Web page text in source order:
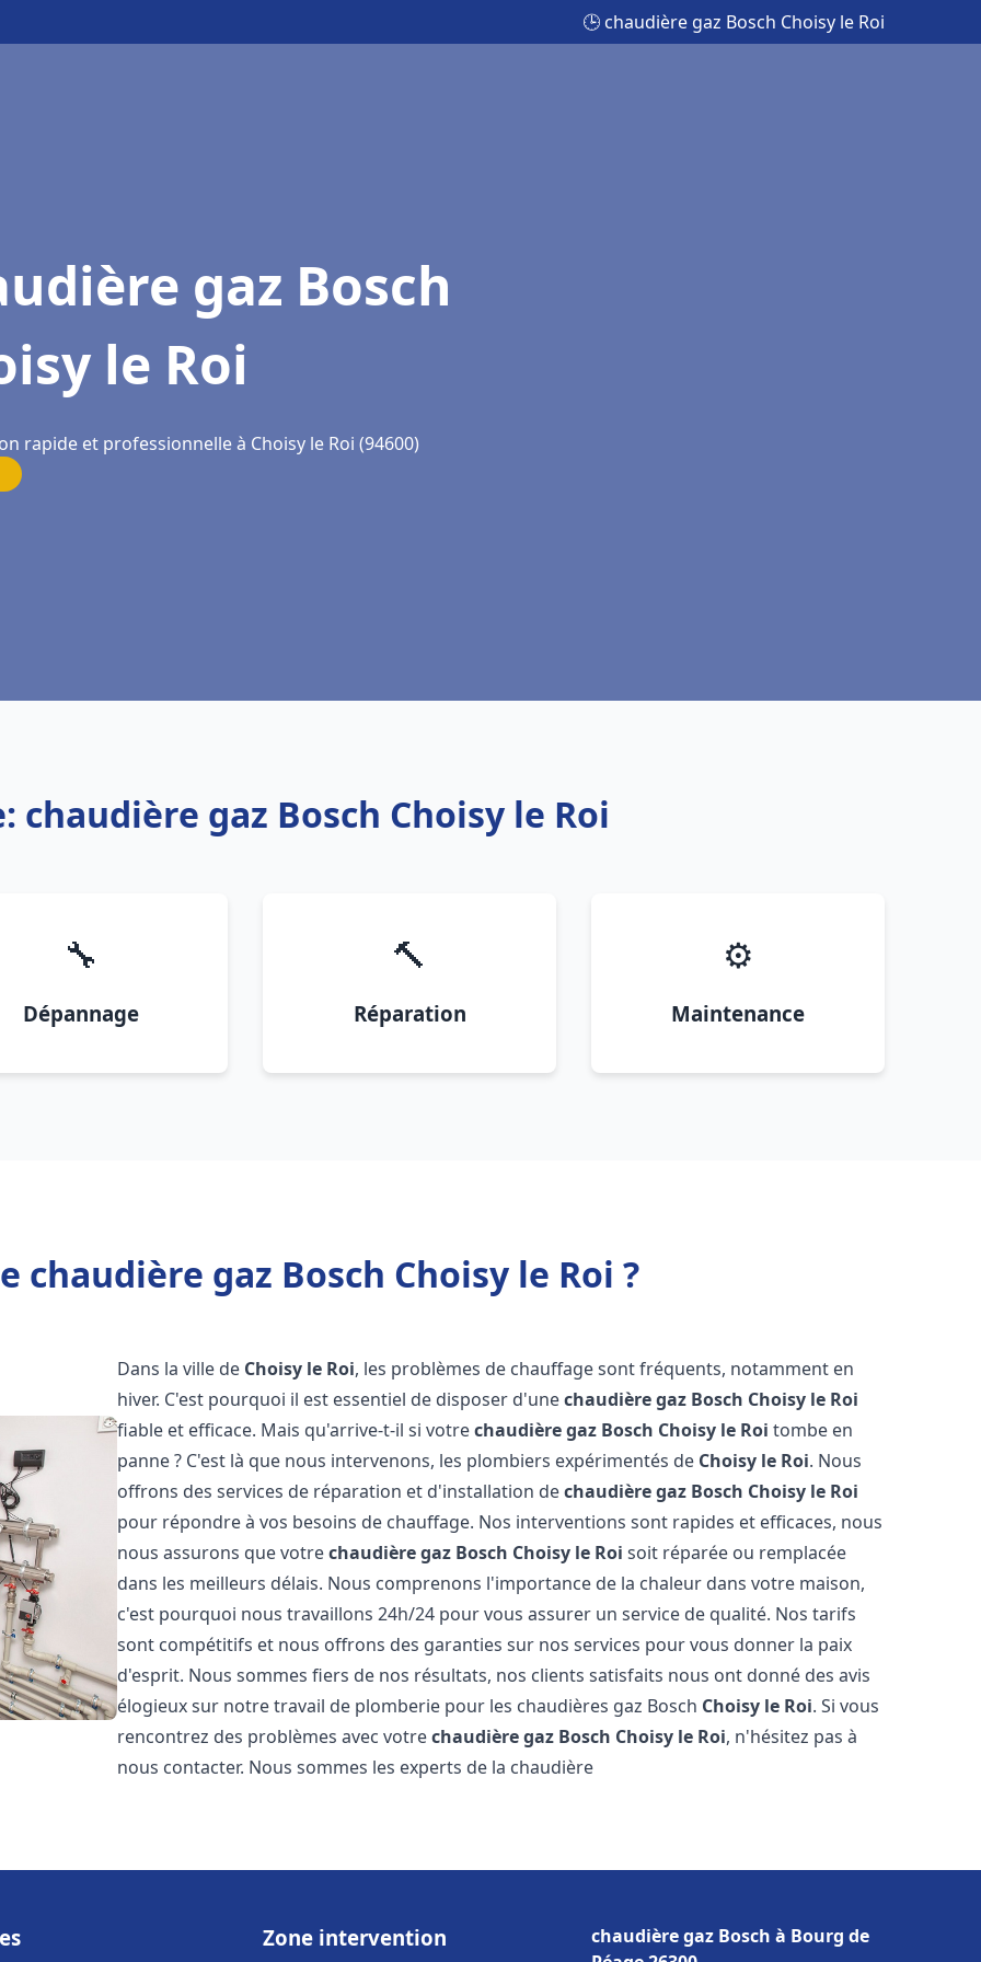
🕒 chaudière gaz Bosch Choisy le Roi
gaz Bosch
le Roi
rapide et professionnelle à Choisy le Roi (94600)
chaudière gaz Bosch Choisy le Roi
🔧
Dépannage
🔨
Réparation
⚙️
Maintenance
chaudière gaz Bosch Choisy le Roi ?
Dans la ville de Choisy le Roi, les problèmes de chauffage sont fréquents, notamment en
hiver. C'est pourquoi il est essentiel de disposer d'unechaudière gaz Bosch Choisy le Roi
fiable et efficace. Mais qu'arrive-t-il si votrechaudière gaz Bosch Choisy le Roi tombe en
panne ? C'est là que nous intervenons, les plombiers expérimentés de Choisy le Roi. Nous
offrons des services de réparation et d'installation dechaudière gaz Bosch Choisy le Roi
pour répondre à vos besoins de chauffage. Nos interventions sont rapides et efficaces, nous
nous assurons que votrechaudière gaz Bosch Choisy le Roi soit réparée ou remplacée
dans les meilleurs délais. Nous comprenons l'importance de la chaleur dans votre maison,
c'est pourquoi nous travaillons 24h/24 pour vous assurer un service de qualité. Nos tarifs
sont compétitifs et nous offrons des garanties sur nos services pour vous donner la paix
d'esprit. Nous sommes fiers de nos résultats, nos clients satisfaits nous ont donné des avis
élogieux sur notre travail de plomberie pour les chaudières gaz Bosch Choisy le Roi. Si vous
rencontrez des problèmes avec votrechaudière gaz Bosch Choisy le Roi, n'hésitez pas à
nous contacter. Nous sommes les experts de la chaudière
Zone intervention
chaudière gaz Bosch à Bourg de